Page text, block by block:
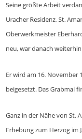
Seine größte Arbeit
Uracher Residenz, St.
Oberwerkmeister
neu, war danach
Er wird am 16. November
beigesetzt. Das Grabmal
Ganz in der Nähe von St.
Erhebung zum Herzog im